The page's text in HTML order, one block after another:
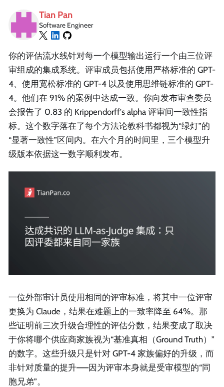
Tian Pan
Software Engineer
你的评估流水线针对每一个模型输出运行一个由三位评
审组成的集成系统。评审成员包括使用严格标准的 GPT-
4、使用宽松标准的 GPT-4 以及使用思维链标准的 GPT-
4。他们在 91% 的案例中达成一致。你向发布审查委员
会报告了 0.83 的 Krippendorff's alpha 评审间一致性指
标。这个数字落在了每个方法论教科书都视为“绿灯”的
“显著一致性”区间内。在六个月的时间里，三个模型升
级版本依据这一数字顺利发布。
一位外部审计员使用相同的评审标准，将其中一位评审
更换为 Claude，结果在难题上的一致率降至 64%。那
些证明前三次升级合理性的评估分数，结果变成了取决
于你将哪个供应商家族视为“基准真相（Ground Truth）”
的数字。这些升级只是针对 GPT-4 家族偏好的升级，而
非针对质量的提升——因为评审本身就是受审模型的“同
胞兄弟”。